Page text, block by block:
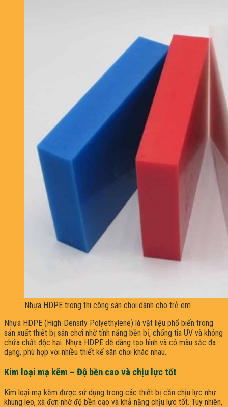
Nhựa HDPE trong thi công sân chơi dành cho trẻ em
Nhựa HDPE (High-Density Polyethylene) là vật liệu phổ biến trong
sản xuất thiết bị sân chơi nhờ tính năng bền bỉ, chống tia UV và không
chứa chất độc hại. Nhựa HDPE dễ dàng tạo hình và có màu sắc đa
dạng, phù hợp với nhiều thiết kế sân chơi khác nhau. ​
Kim loại mạ kẽm – Độ bền cao và chịu lực tốt
Kim loại mạ kẽm được sử dụng trong các thiết bị cần chịu lực như
khung leo, xà đơn nhờ độ bền cao và khả năng chịu lực tốt. Tuy nhiên,